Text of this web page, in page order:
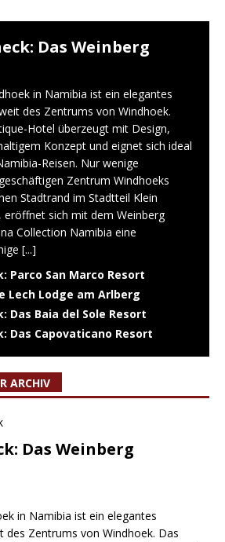
Das Weinberg
in Namibia ist ein elegantes
des Zentrums von Windhoek.
Hotel überzeugt mit Design,
Konzept und eignet sich ideal
Reisen. Nur wenige
Zentrum Windhoeks
Stadtrand im Stadtteil Klein
eröffnet sich mit dem Weinberg
Collection Namibia eine
[...]
Parco San Marco Resort
Lech Lodge am Arlberg
Das Baia del Sole Resort
Das Capovaticano Resort
ARCHIV
Das Weinberg
in Namibia ist ein elegantes
des Zentrums von Windhoek. Das